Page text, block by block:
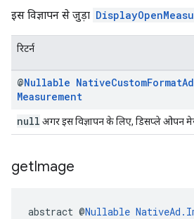
इस विज्ञापन से जुड़ा
रिटर्न
@Nullable NativeCustomFormatAd
Measurement
null अगर इस विज्ञापन के लिए, डिसप्ले ओपन
getImage
abstract @Nullable